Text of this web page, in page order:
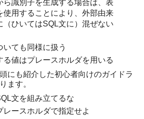
ら識別子を生成する場合は、表
使用することにより、外部由来
（ひいてはSQL文に）混ぜない
いても同様に扱う
る値はプレースホルダを用いる
にも紹介した初心者向けのガイドラ
ます。
文を組み立てるな
レースホルダで指定せよ